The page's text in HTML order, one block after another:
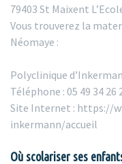
79403 St Maixent
Vous trouverez la
Néomaye :
Polyclinique
Téléphone : 05 49 34 26
Site Internet : https://
inkermann/accueil
Où scolariser ses